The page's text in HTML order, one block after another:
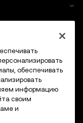
обеспечивать
информацию
своим
и